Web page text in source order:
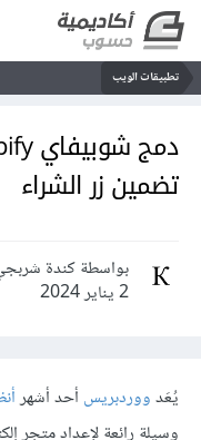
تطبيقات الويب
تضمين زر الشراء
بواسطة كندة
2 يناير 2024
يُعَدووردبريس أحد أشهر
وسيلة رائعة لإعداد متجر